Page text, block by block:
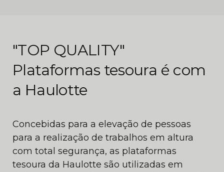
"TOP QUALITY"
Plataformas tesoura é com
a Haulotte
Concebidas para a elevação de pessoas
para a realização de trabalhos em altura
com total segurança, as plataformas
tesoura da Haulotte são utilizadas em